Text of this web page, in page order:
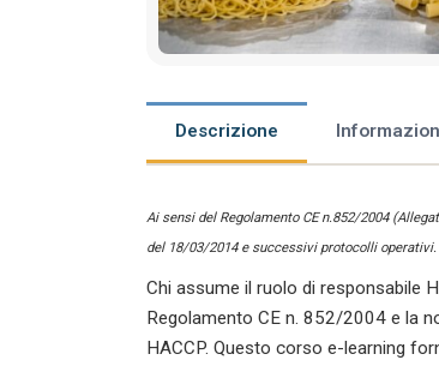
Descrizione
Ai sensi del Regolamento CE n.852/2004
del 18/03/2014 e successivi protocolli operativi.
Chi assume il ruolo di responsabile
Regolamento CE n. 852/2004 e la
HACCP. Questo corso e-learning